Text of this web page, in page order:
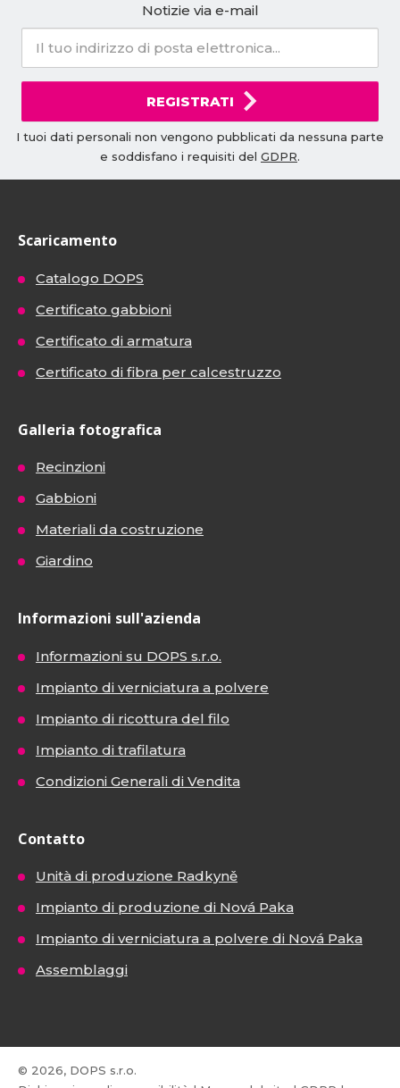
Notizie via e-mail
REGISTRATI
I tuoi dati personali non vengono pubblicati da nessuna parte
e soddisfano i requisiti del GDPR.
Scaricamento
Catalogo DOPS
Certificato gabbioni
Certificato di armatura
Certificato di fibra per calcestruzzo
Galleria fotografica
Recinzioni
Gabbioni
Materiali da costruzione
Giardino
Informazioni sull'azienda
Informazioni su DOPS s.r.o.
Impianto di verniciatura a polvere
Impianto di ricottura del filo
Impianto di trafilatura
Condizioni Generali di Vendita
Contatto
Unità di produzione Radkyně
Impianto di produzione di Nová Paka
Impianto di verniciatura a polvere di Nová Paka
Assemblaggi
© 2026, DOPS s.r.o.